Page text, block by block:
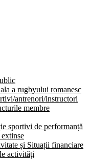
a rugbyului romanesc
antrenori/instructori
membre
sportivi de performanță
și Situații financiare
activități